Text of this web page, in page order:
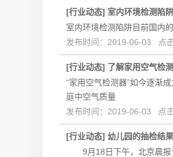
[行业动态] 室内环境检测陷阱
室内环境检测陷阱目前国内
发布时间：2019-06-03 点
[行业动态] 了解家用空气检
“家用空气检测器”如今逐渐
庭中空气质量
发布时间：2019-06-03 点
[行业动态] 幼儿园的抽检结果
9月18日下午，北京晨报记